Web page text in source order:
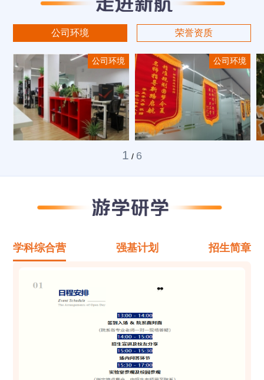
公司环境 公司环境
1 / 6
公司环境 荣誉资质
学科综合营 强基计划 招生简章